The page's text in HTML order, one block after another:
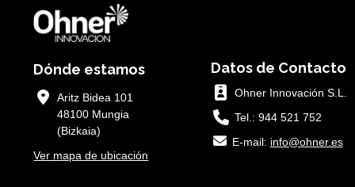
Dónde estamos
Aritz Bidea 101
48100 Mungia
(Bizkaia)
Ver mapa de ubicación
Datos de Contacto
Ohner Innovación S.L.
Tel.: 944 521 752
E-mail: info@ohner.es